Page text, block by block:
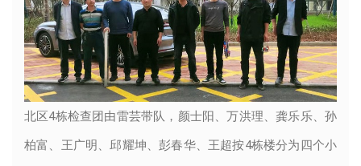
北区4栋检查团由雷芸带队，颜士阳、万洪理、龚乐乐、孙
柏富、王广明、邱耀坤、彭春华、王超按4栋楼分为四个小